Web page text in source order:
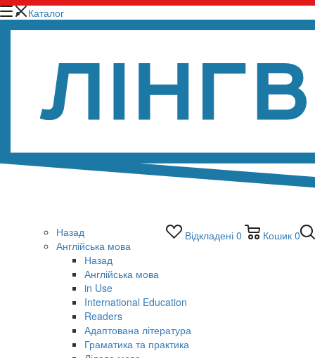
Відкладені 0 Кошик 0
Каталог
Назад
Англійська мова
Назад
Англійська мова
in Use
International Education
Readers
Адаптована література
Граматика та практика